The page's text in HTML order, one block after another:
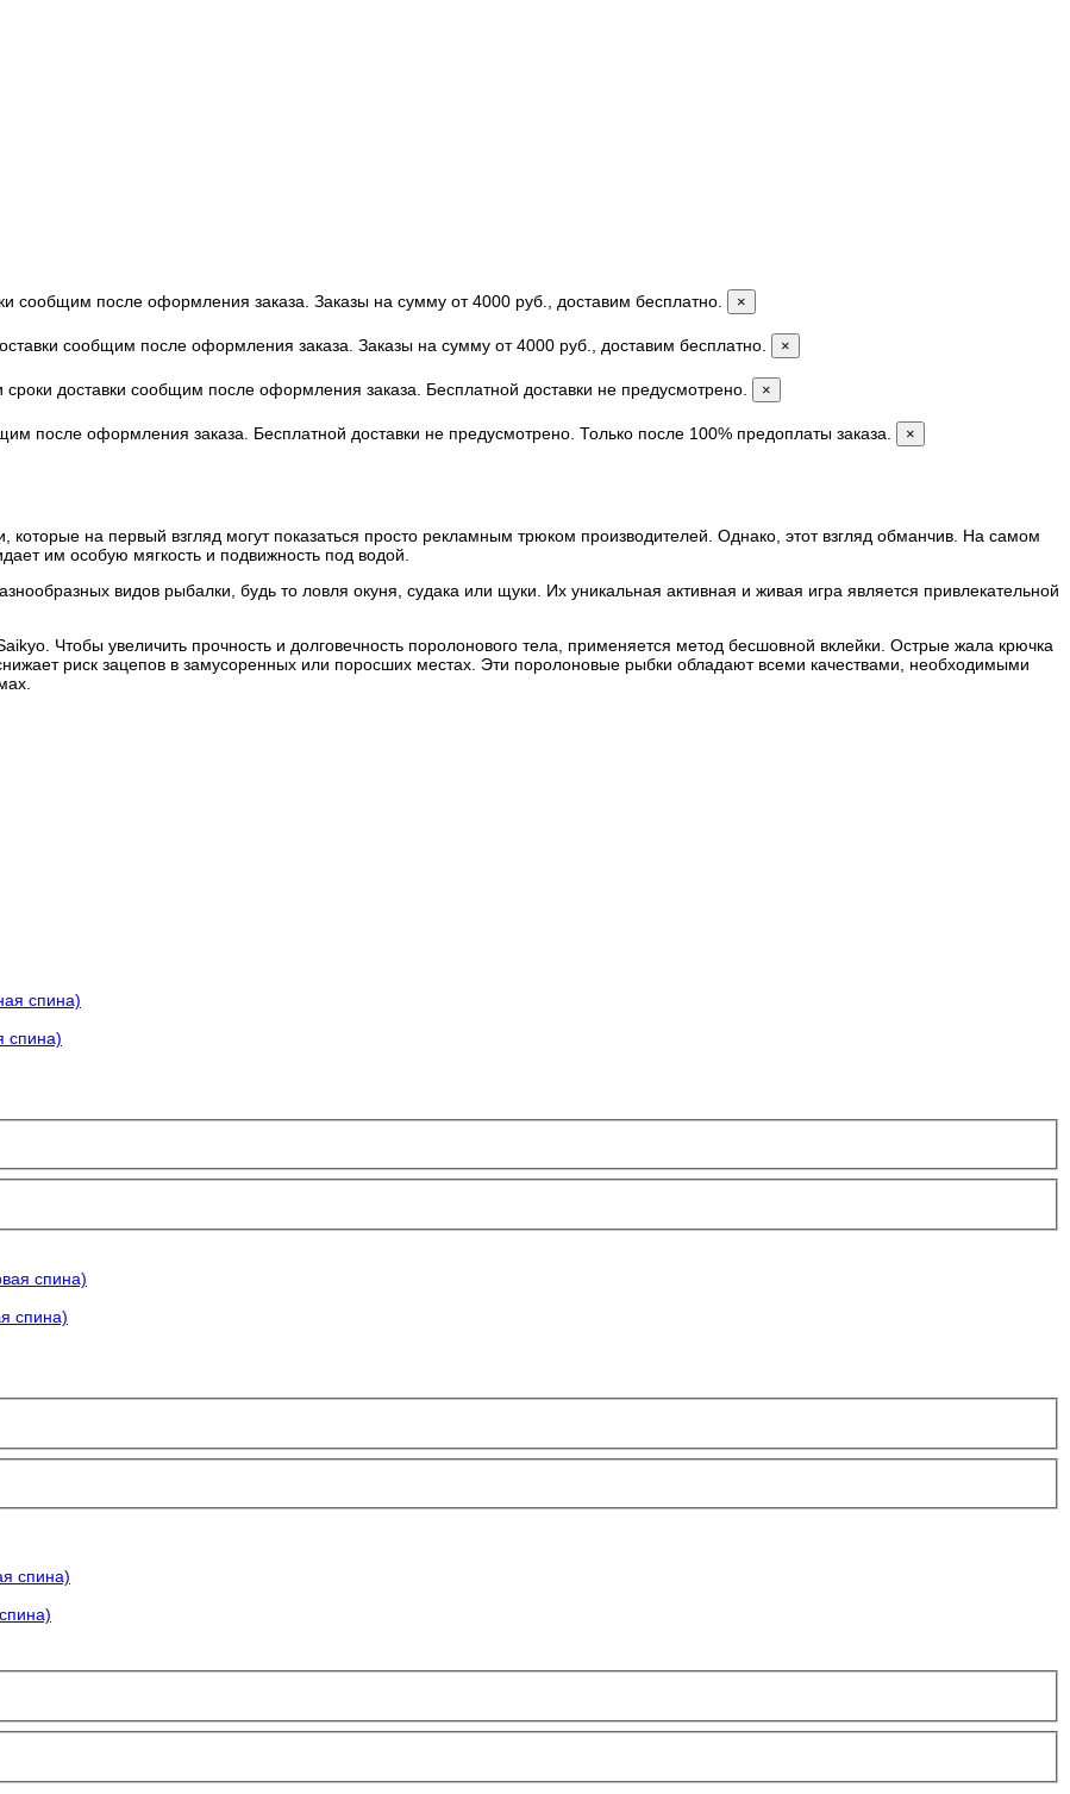
сообщим после оформления заказа. Заказы на сумму от 4000 руб., доставим бесплатно.
×
сообщим после оформления заказа. Заказы на сумму от 4000 руб., доставим бесплатно.
×
доставки сообщим после оформления заказа. Бесплатной доставки не предусмотрено.
×
после оформления заказа. Бесплатной доставки не предусмотрено. Только после 100% предоплаты заказа.
×
на первый взгляд могут показаться просто рекламным трюком производителей. Однако, этот взгляд обманчив. На самом
им особую мягкость и подвижность под водой.
видов рыбалки, будь то ловля окуня, судака или щуки. Их уникальная активная и живая игра является привлекательной
Чтобы увеличить прочность и долговечность поролонового тела, применяется метод бесшовной вклейки. Острые жала крючка
риск зацепов в замусоренных или поросших местах. Эти поролоновые рыбки обладают всеми качествами, необходимыми
спина)
спина)